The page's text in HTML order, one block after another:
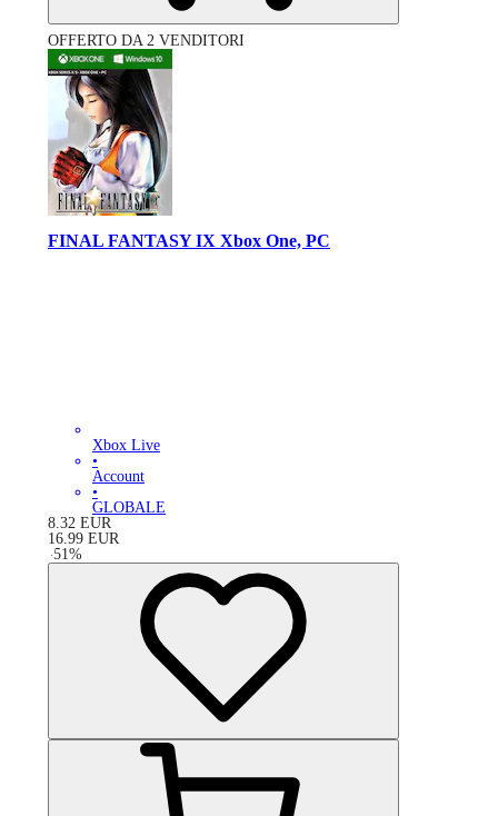
OFFERTO DA 2 VENDITORI
FINAL FANTASY IX Xbox One, PC
Xbox Live
•
Account
•
GLOBALE
8.32 EUR
16.99 EUR
-51%